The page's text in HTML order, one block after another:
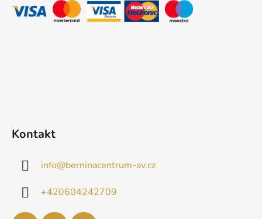
Kontakt
info@berninacentrum-av.cz
+420604242709